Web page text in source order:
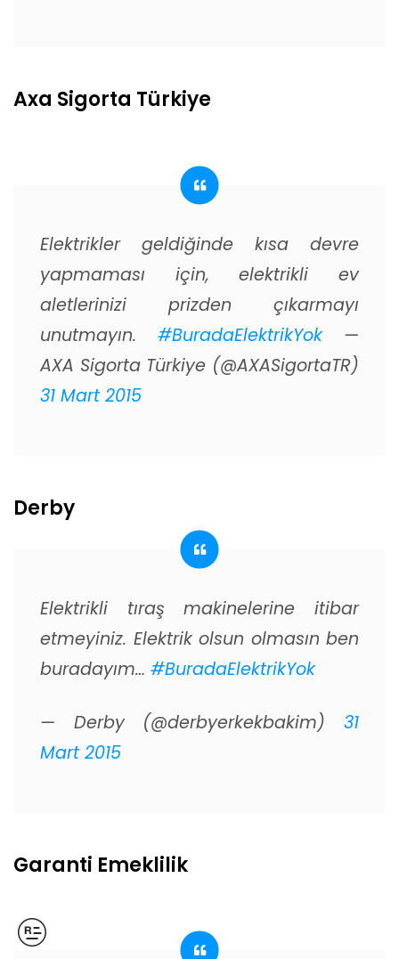
Axa Sigorta Türkiye
Elektrikler geldiğinde kısa devre
yapmaması için, elektrikli ev
aletlerinizi prizden çıkarmayı
unutmayın. #BuradaElektrikYok—
AXA Sigorta Türkiye (@AXASigortaTR)
31 Mart 2015
Derby
Elektrikli tıraş makinelerine itibar
etmeyiniz. Elektrik olsun olmasın ben
buradayım… #BuradaElektrikYok
— Derby (@derbyerkekbakim) 31
Mart 2015
Garanti Emeklilik